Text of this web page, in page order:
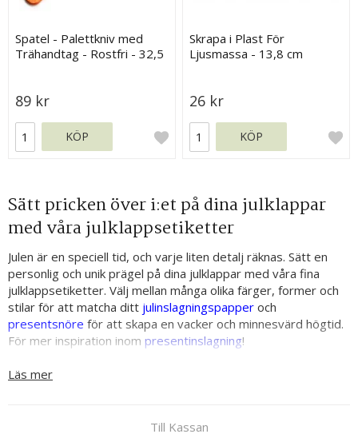
Spatel - Palettkniv med
Trähandtag - Rostfri - 32,5
89 kr
KÖP
Skrapa i Plast För
Ljusmassa - 13,8 cm
26 kr
KÖP
Sätt pricken över i:et på dina julklappar
med våra julklappsetiketter
Julen är en speciell tid, och varje liten detalj räknas. Sätt en
personlig och unik prägel på dina julklappar med våra fina
julklappsetiketter. Välj mellan många olika färger, former och
stilar för att matcha ditt julinslagningspapper och
presentsnöre för att skapa en vacker och minnesvärd högtid.
För mer inspiration inom presentinslagning!
Läs mer
Till Kassan